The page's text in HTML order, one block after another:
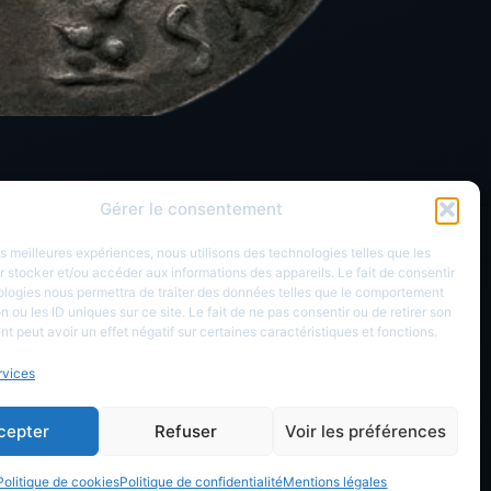
Gérer le consentement
meilleures expériences, nous utilisons des technologies telles que les
stocker et/ou accéder aux informations des appareils. Le fait de consentir
nous permettra de traiter des données telles que le comportement
ou les ID uniques sur ce site. Le fait de ne pas consentir ou de retirer son
peut avoir un effet négatif sur certaines caractéristiques et fonctions.
Refuser Voir les préférences
de cookiesPolitique de confidentialitéMentions légales
Réseau sociaux
© 2026 LesDioscures.com